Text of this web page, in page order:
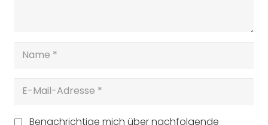
Benachrichtige mich über nachfolgende